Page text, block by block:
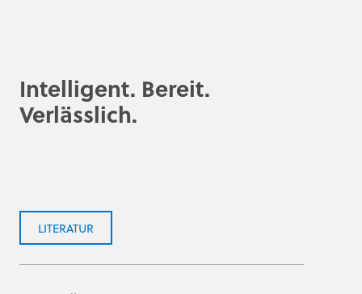
Intelligent. Bereit.
Verlässlich.
LITERATUR